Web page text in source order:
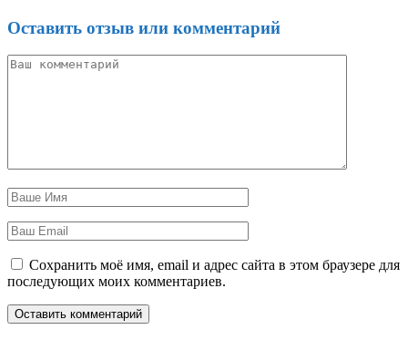
Оставить отзыв или комментарий
Сохранить моё имя, email и адрес сайта в этом браузере для
последующих моих комментариев.